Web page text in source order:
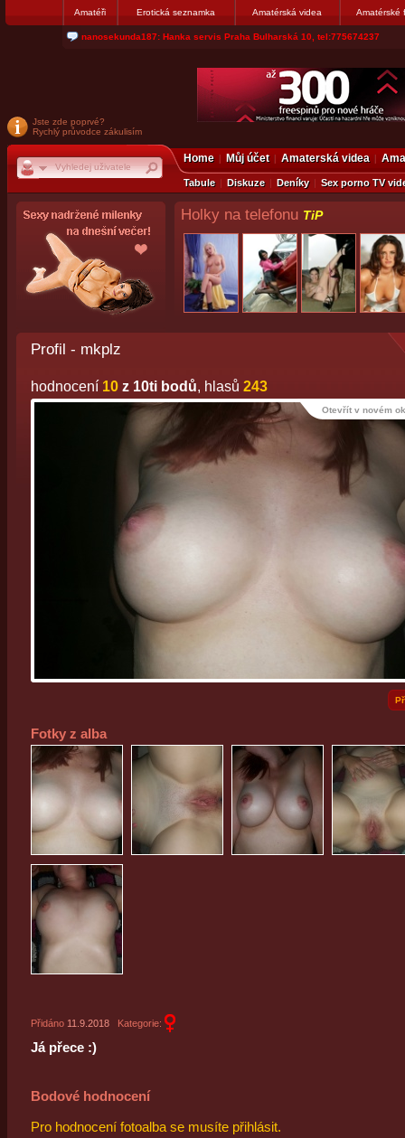
Amatéři Erotická seznamka Amatérská videa Amatérské
jjoseff: Najde se par, ktery nekdy přemýšlel o divákovi. Napiste
Jste zde poprvé?
Rychlý průvodce zákulisím
Home Můj účet Amaterská videa
Tabule Diskuze Deníky Sex porno TV
Holky na telefonu TiP
Profil - mkplz
hodnocení 10z 10ti bodů, hlasů 243
Otevřít v novém
Fotky z alba
Přidáno 11.9.2018 Kategorie:
Já přece :)
Bodové hodnocení
Pro hodnocení fotoalba se musíte přihlásit.